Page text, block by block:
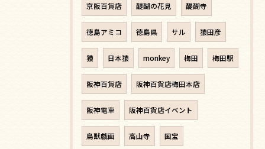
京阪百貨店 醍醐の花見 醍醐寺
徳島アミコ 徳島県 サル 猿田彦
猿 日本猿 monkey 梅田 梅田駅
阪神百貨店 阪神百貨店梅田本店
阪神電車 阪神百貨店イベント
鳥獣戯画 高山寺 国宝